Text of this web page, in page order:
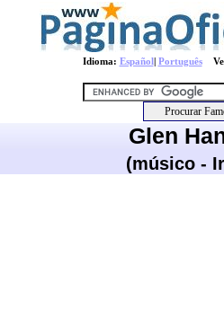
Idioma: Español| Português
Glen
(músico -